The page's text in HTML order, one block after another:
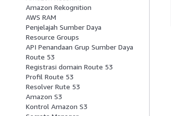
Amazon Rekognition
AWS RAM
Penjelajah Sumber Daya
Resource Groups
API Penandaan Grup Sumber Daya
Route 53
Registrasi domain Route 53
Profil Route 53
Resolver Rute 53
Amazon S3
Kontrol Amazon S3